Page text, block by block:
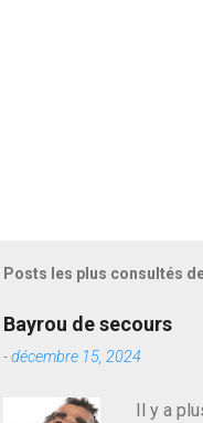
Posts les plus consultés
Bayrou de secours
-décembre 15, 2024
Il y a